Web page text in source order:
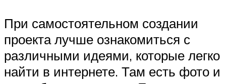
При самостоятельном создании
проекта лучше ознакомиться с
различными идеями, которые легко
найти в интернете. Там есть фото и